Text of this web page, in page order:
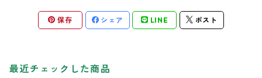
保存 シェア LINE ポスト
最近チェックした商品